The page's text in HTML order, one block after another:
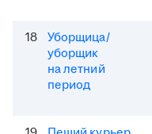
18
Уборщица/
уборщик
на летний
период